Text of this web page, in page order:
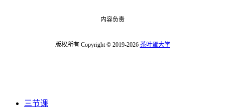
内容负责
版权所有 Copyright © 2019-2026 茶叶蛋大学
三节课